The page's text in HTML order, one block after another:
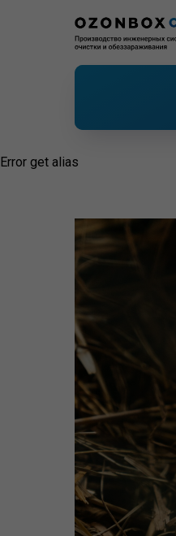
Error get alias